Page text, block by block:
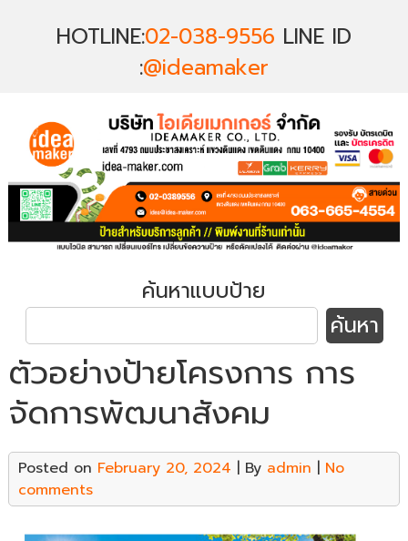
HOTLINE:02-038-9556 LINE ID
:@ideamaker
ค้นหาแบบป้าย
ตัวอย่างป้ายโครงการ การ
จัดการพัฒนาสังคม
Posted on February 20, 2024 | By admin | No
comments